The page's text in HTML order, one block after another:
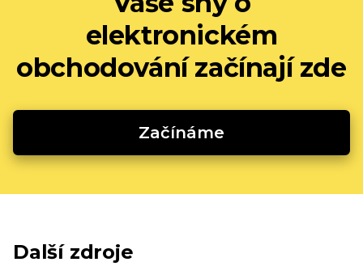
elektronickém
obchodování začínají zde
Začínáme
Další zdroje